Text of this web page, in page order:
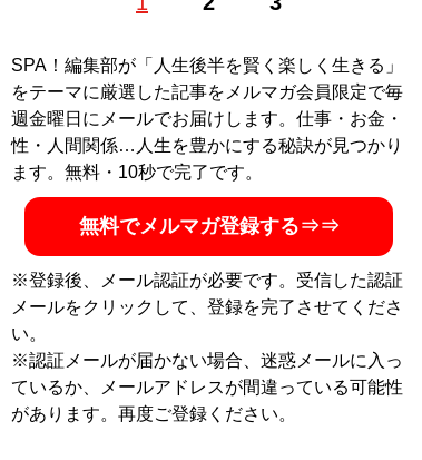
に在籍中の現役大学院生。趣味は御神輿を担ぐこと。高
件など幅広く傍聴している。その他、裁判記録の閲覧や
行政文書の開示請求も行なっている。
Xアカウント： @Gakuse_Bocho
記事一覧へ
SPA！編集部が「人生後半を賢く楽しく生きる」
をテーマに厳選した記事をメルマガ会員限定で毎
週金曜日にメールでお届けします。仕事・お金・
性・人間関係…人生を豊かにする秘訣が見つかり
ます。無料・10秒で完了です。
無料でメルマガ登録する⇒⇒
※登録後、メール認証が必要です。受信した認証
メールをクリックして、登録を完了させてくださ
い。
※認証メールが届かない場合、迷惑メールに入っ
ているか、メールアドレスが間違っている可能性
があります。再度ご登録ください。